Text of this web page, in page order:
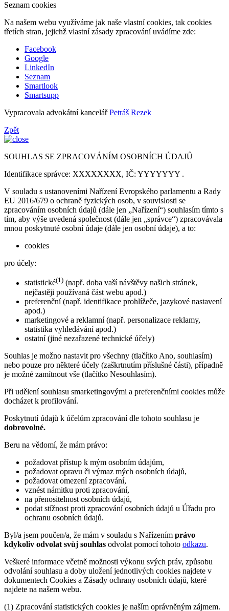
Seznam cookies
Na našem webu využíváme jak naše vlastní cookies, tak cookies
třetích stran, jejichž vlastní zásady zpracování uvádíme zde:
Facebook
Google
LinkedIn
Seznam
Smartlook
Smartsupp
Vypracovala advokátní kancelářPetráš Rezek
Zpět
SOUHLAS SE ZPRACOVÁNÍM OSOBNÍCH ÚDAJŮ
Identifikace správce: XXXXXXXX, IČ: YYYYYYY .
V souladu s ustanoveními Nařízení Evropského parlamentu a Rady
EU 2016/679 o ochraně fyzických osob, v souvislosti se
zpracováním osobních údajů (dále jen „Nařízení“) souhlasím tímto s
tím, aby výše uvedená společnost (dále jen „správce“) zpracovávala
mnou poskytnuté osobní údaje (dále jen osobní údaje), a to:
cookies
pro účely:
statistické(1) (např. doba vaší návštěvy našich stránek,
nejčastěji používaná část webu apod.)
preferenční (např. identifikace prohlížeče, jazykové nastavení
apod.)
marketingové a reklamní (např. personalizace reklamy,
statistika vyhledávání apod.)
ostatní (jiné nezařazené technické účely)
Souhlas je možno nastavit pro všechny (tlačítko Ano, souhlasím)
nebo pouze pro některé účely (zaškrtnutím příslušné části), případně
je možné zamítnout vše (tlačítko Nesouhlasím).
Při udělení souhlasu smarketingovými a preferenčními cookies může
docházet k profilování.
Poskytnutí údajů k účelům zpracování dle tohoto souhlasu je
dobrovolné.
Beru na vědomí, že mám právo:
požadovat přístup k mým osobním údajům,
požadovat opravu či výmaz mých osobních údajů,
požadovat omezení zpracování,
vznést námitku proti zpracování,
na přenositelnost osobních údajů,
podat stížnost proti zpracování osobních údajů u Úřadu pro
ochranu osobních údajů.
Byl/a jsem poučen/a, že mám v souladu s Nařízením právo
kdykoliv odvolat svůj souhlas odvolat pomocí tohoto odkazu.
Veškeré informace včetně možnosti výkonu svých práv, způsobu
odvolání souhlasu a doby uložení jednotlivých cookies najdete v
dokumentech Cookies a Zásady ochrany osobních údajů, které
najdete na našem webu.
(1) Zpracování statistických cookies je naším oprávněným zájmem.